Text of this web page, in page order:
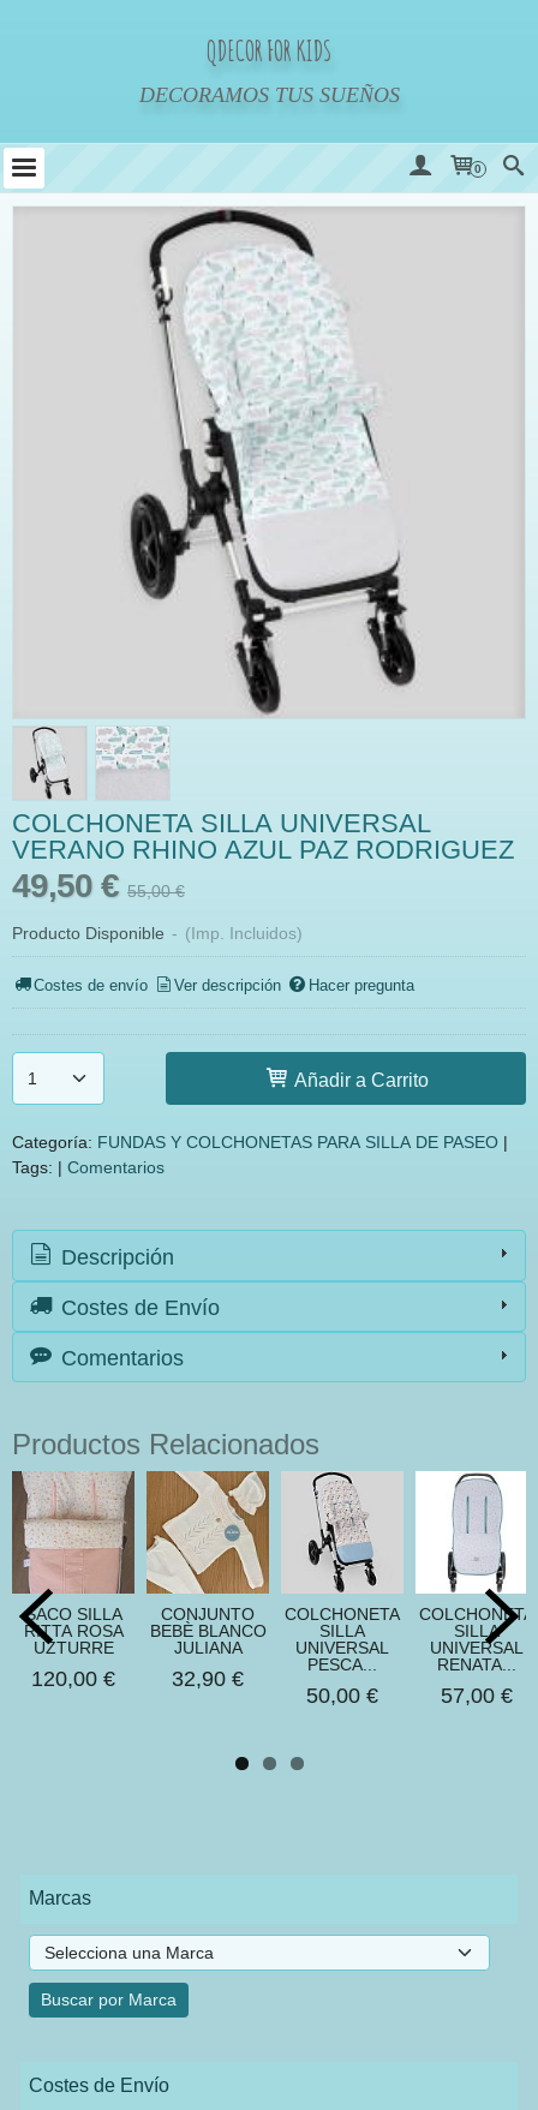
QDECOR FOR KIDS
DECORAMOS TUS SUEÑOS
0
Marcas
Costes de Envío
COLCHONETA SILLA UNIVERSAL
VERANO RHINO AZUL PAZ RODRIGUEZ
49,50 € 55,00 €
Producto Disponible - (Imp. Incluidos)
Costes de envío Ver descripción Hacer pregunta
Añadir a Carrito
Categoría: FUNDAS Y COLCHONETAS PARA SILLA DE PASEO |
Tags: | Comentarios
Descripción
Costes de Envío
Comentarios
Productos Relacionados
SACO SILLA
RITTA ROSA
UZTURRE
120,00 €
CONJUNTO
BEBÈ BLANCO
JULIANA
32,90 €
COLCHONETA
SILLA
UNIVERSAL
PESCA...
50,00 €
COLCHONETA
SILLA
UNIVERSAL
RENATA...
57,00 €